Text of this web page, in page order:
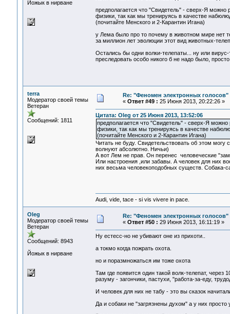
Йожык в нирване
предполагается что "Свидетель" - сверх-Я можно
физики, так как мы тренируясь в качестве
(почитайте Менского и 2-Карантин Игана)
у Лема было про то почему в животном мире нет
за миллион лет эволюции этот вид животных-
Остались бы одни волки-телепаты... ну или
преследовать особо никого б не надо было,
terra
Модератор своей темы
Ветеран
Сообщений: 1811
Re: "Феномен электронных голосов"
« Ответ #49 : 25 Июня 2013, 20:22:26 »
Цитата: Oleg от 25 Июня 2013, 13:52:06
предполагается что "Свидетель" - сверх-Я
физики, так как мы тренируясь в качестве
(почитайте Менского и 2-Карантин Игана)
Читать не буду. Свидетельствовать об этом
волнуют абсолютно. Ничьи)
А вот Лем не прав. Он перенес
Или настроения ,или забавы. А человек для них
них весьма человекоподобных существ. Собака-
Audi, vide, tace - si vis vivere in pace.
Oleg
Модератор своей темы
Ветеран
Сообщений: 8943
Йожык в нирване
Re: "Феномен электронных голосов"
« Ответ #50 : 29 Июня 2013, 16:11:19 »
Ну естесс-но не убивают оне из прихоти..
а токмо когда пожрать охота.
но и поразмножаться им тоже охота
Там где появится один такой волк-телепат,
разуму - загончики, пастухи, "работа-за-еду,
И человек для них не табу - это вы сказок
Да и собаки не "загрязнены духом" а у них